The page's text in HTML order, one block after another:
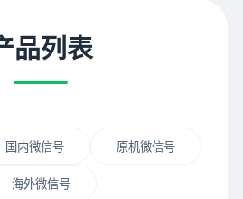
品列表
国内微信号 原机微信号
海外微信号